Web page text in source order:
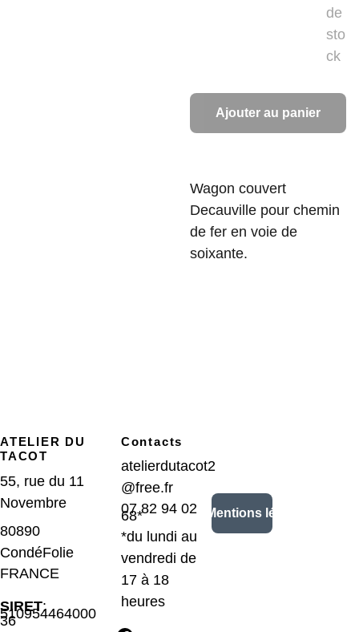
de
sto
ck
Ajouter au panier
Wagon couvert
Decauville pour chemin
de fer en voie de
soixante.
ATELIER DU
TACOT
55, rue du 11
Novembre
80890
CondéFolie
FRANCE
SIRET:
510954464000
36
Contacts
atelierdutacot2
@free.fr
07 82 94 02
68*
*du lundi au
vendredi de
17 à 18
heures
CGV/Mentions légales